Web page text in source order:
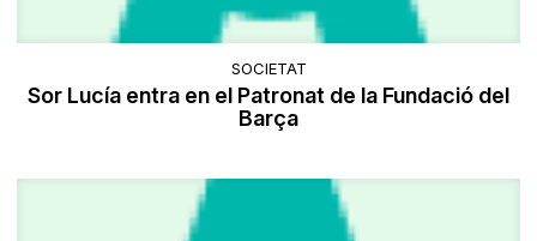
SOCIETAT
Sor Lucía entra en el Patronat de la Fundació del
Barça